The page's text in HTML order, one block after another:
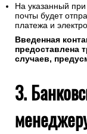
На указанный
почты будет
платежа и
Введенная
предоставлена
случаев,
3.